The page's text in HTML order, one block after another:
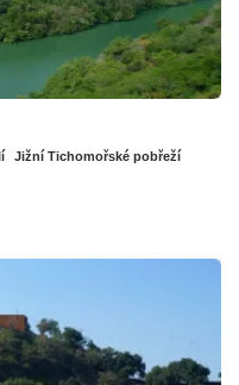
Jižní Tichomořské pobřeží